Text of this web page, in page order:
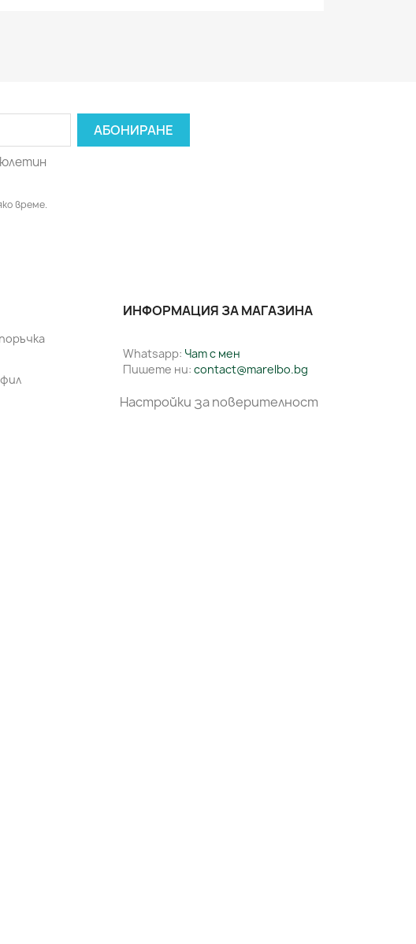
време.
ИНФОРМАЦИЯ ЗА МАГАЗИНА
Whatsapp: Чат с мен
Пишете ни: contact@marelbo.bg
Настройки за поверителност